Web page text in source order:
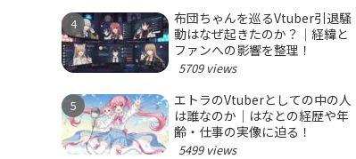
布団ちゃんを巡るVtuber引退騒
動はなぜ起きたのか？｜経緯と
ファンへの影響を整理！
5709 views
エトラのVtuberとしての中の人
は誰なのか｜はなとの経歴や年
齢・仕事の実像に迫る！
5499 views